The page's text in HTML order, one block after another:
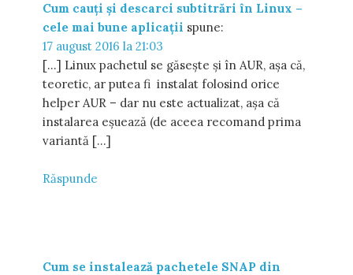
Cum cauți și descarci subtitrări în Linux –
cele mai bune aplicații spune:
17 august 2016 la 21:03
[…] Linux pachetul se găsește și în AUR, așa că,
teoretic, ar putea fi instalat folosind orice
helper AUR – dar nu este actualizat, așa că
instalarea eșuează (de aceea recomand prima
variantă […]
Răspunde
Cum se instalează pachetele SNAP din